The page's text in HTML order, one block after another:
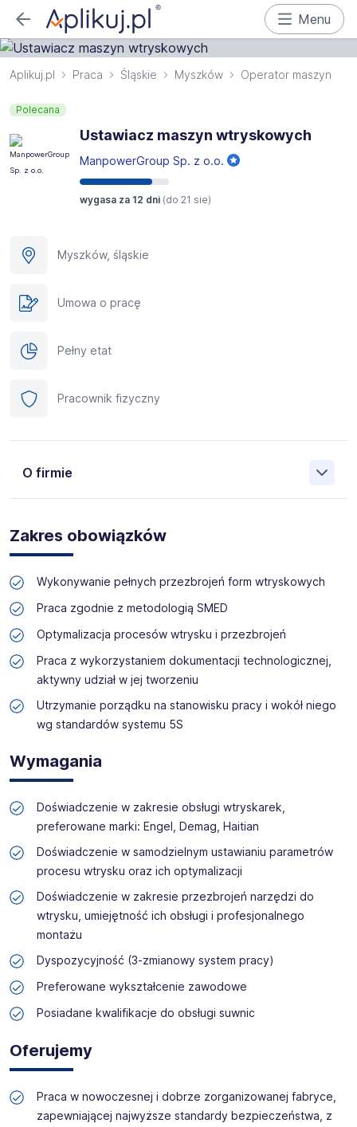
Menu
Aplikuj.pl Praca Śląskie Myszków Operator maszyn
Polecana
Ustawiacz maszyn wtryskowych
ManpowerGroup Sp. z o.o.
wygasa za 12 dni (do 21 sie)
Myszków, śląskie
Umowa o pracę
Pełny etat
Pracownik fizyczny
O firmie
o ponad 70-letnim doświadczeniu, działająca w 82
krajach. Na polskim rynku jesteśmy od 2001 roku i obecnie
posiadamy prawie 35 oddziałów w całym kraju. Naszym
celem jest otwieranie przed kandydatami nowych
możliwości, pomoc w znalezieniu pracy odpowiadającej
ich kwalifikacjom i doświadczeniu. Więcej informacji na
Skontaktuj się z nami - to nic nie kosztuje, możesz za to
zyskać profesjonalne doradztwo i wymarzoną pracę!
Zakres obowiązków
Wykonywanie pełnych przezbrojeń form wtryskowych
Praca zgodnie z metodologią SMED
Optymalizacja procesów wtrysku i przezbrojeń
Praca z wykorzystaniem dokumentacji technologicznej,
aktywny udział w jej tworzeniu
Utrzymanie porządku na stanowisku pracy i wokół niego
wg standardów systemu 5S
Wymagania
Doświadczenie w zakresie obsługi wtryskarek,
preferowane marki: Engel, Demag, Haitian
Doświadczenie w samodzielnym ustawianiu parametrów
procesu wtrysku oraz ich optymalizacji
Doświadczenie w zakresie przezbrojeń narzędzi do
wtrysku, umiejętność ich obsługi i profesjonalnego
montażu
Dyspozycyjność (3-zmianowy system pracy)
Preferowane wykształcenie zawodowe
Posiadane kwalifikacje do obsługi suwnic
Oferujemy
Praca w nowoczesnej i dobrze zorganizowanej fabryce,
zapewniającej najwyższe standardy bezpieczeństwa, z